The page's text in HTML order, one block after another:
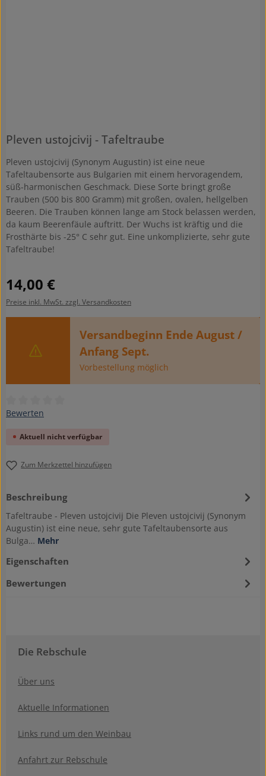
Pleven ustojcivij - Tafeltraube
Pleven ustojcivij (Synonym Augustin) ist eine neue
Tafeltaubensorte aus Bulgarien mit einem hervoragendem,
süß-harmonischen Geschmack. Diese Sorte bringt große
Trauben (500 bis 800 Gramm) mit großen, ovalen, hellgelben
Beeren. Die Trauben können lange am Stock belassen werden,
da kaum Beerenfäule auftritt. Der Wuchs ist kräftig und die
Frosthärte bis -25° C sehr gut. Eine unkomplizierte, sehr gute
Tafeltraube!
Regulärer Preis:
14,00 €
Preise inkl. MwSt. zzgl. Versandkosten
Versandbeginn Ende August /
Anfang Sept.
Vorbestellung möglich
Durchschnittliche Bewertung von 0 von 5 Sternen
Bewerten
Aktuell nicht verfügbar
Zum Merkzettel hinzufügen
Beschreibung
Tafeltraube - Pleven ustojcivij Die Pleven ustojcivij (Synonym
Augustin) ist eine neue, sehr gute Tafeltaubensorte aus
Bulga… Mehr
Eigenschaften
Bewertungen
Die Rebschule
Über uns
Aktuelle Informationen
Links rund um den Weinbau
Anfahrt zur Rebschule